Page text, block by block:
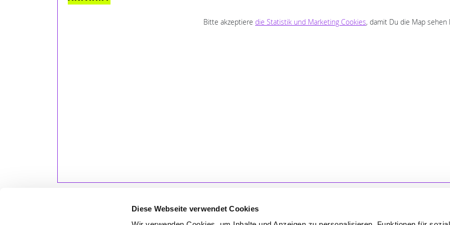
Diese Webseite verwendet Cookies
Bitte akzeptiere die Statistik und Marketing Cookies, damit Du die Map sehen